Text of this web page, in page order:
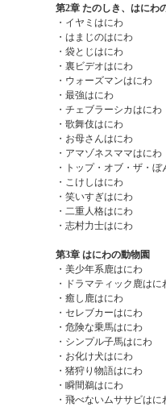
第2章 たのしき、はにわ
・イヤミはにわ
・はまじのはにわ
・袋とじはにわ
・裏ビデオはにわ
・ウォーズマンはにわ
・最強はにわ
・チェブラーシカはにわ
・歌舞伎はにわ
・お母さんはにわ
・アマゾネスママはにわ
・トップ・オブ・ザ・
・こけしはにわ
・笑いすぎはにわ
・二重人格はにわ
・志村力士はにわ
第3章 はにわの動物園
・美少年系鹿はにわ
・ドラマティック鹿はに
・癒し鹿はにわ
・セレブカーはにわ
・危険な乗馬はにわ
・シンプル子馬はにわ
・お化け犬はにわ
・猪狩り物語はにわ
・瞬間鵜はにわ
・飛べないムササビはに